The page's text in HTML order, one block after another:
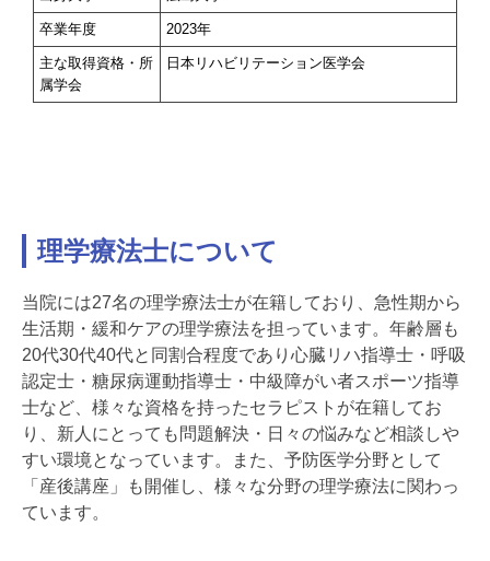
卒業年度 2023年
主な取得資格・所
属学会
日本リハビリテーション医学会
理学療法士について
当院には27名の理学療法士が在籍しており、急性期から
生活期・緩和ケアの理学療法を担っています。年齢層も
20代30代40代と同割合程度であり心臓リハ指導士・呼吸
認定士・糖尿病運動指導士・中級障がい者スポーツ指導
士など、様々な資格を持ったセラピストが在籍してお
り、新人にとっても問題解決・日々の悩みなど相談しや
すい環境となっています。また、予防医学分野として
「産後講座」も開催し、様々な分野の理学療法に関わっ
ています。